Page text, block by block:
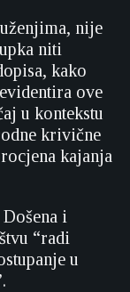
nije
niti
kako
ove
u kontekstu
krivične
kajanja
i
“radi
u